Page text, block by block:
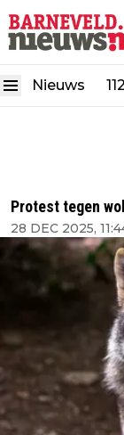
Nieuws 112
Protest tegen
28 DEC 2025,